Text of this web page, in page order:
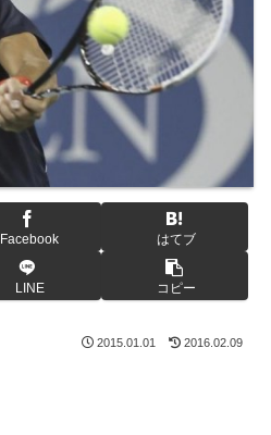
Facebook はてブ
LINE コピー
2015.01.01 2016.02.09